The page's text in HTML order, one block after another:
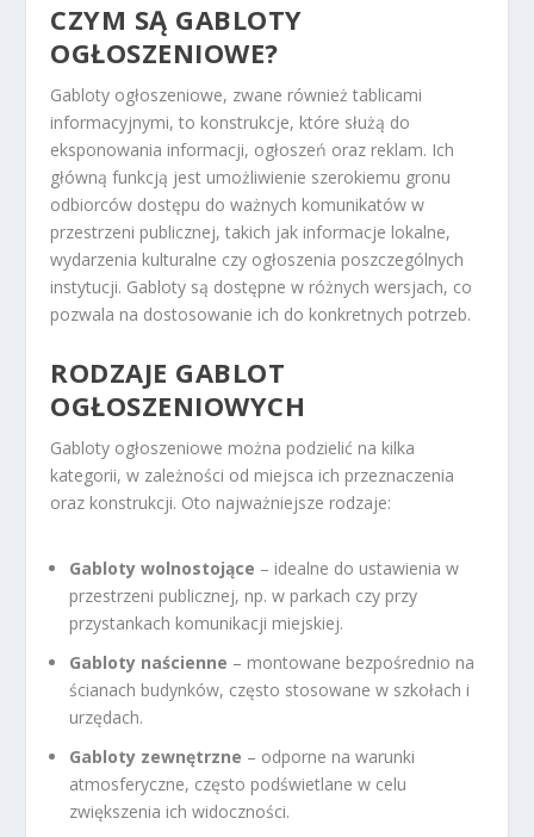
CZYM SĄ GABLOTY
OGŁOSZENIOWE?
Gabloty ogłoszeniowe, zwane również tablicami
informacyjnymi, to konstrukcje, które służą do
eksponowania informacji, ogłoszeń oraz reklam. Ich
główną funkcją jest umożliwienie szerokiemu gronu
odbiorców dostępu do ważnych komunikatów w
przestrzeni publicznej, takich jak informacje lokalne,
wydarzenia kulturalne czy ogłoszenia poszczególnych
instytucji. Gabloty są dostępne w różnych wersjach, co
pozwala na dostosowanie ich do konkretnych potrzeb.
RODZAJE GABLOT
OGŁOSZENIOWYCH
Gabloty ogłoszeniowe można podzielić na kilka
kategorii, w zależności od miejsca ich przeznaczenia
oraz konstrukcji. Oto najważniejsze rodzaje:
Gabloty wolnostojące – idealne do ustawienia w
przestrzeni publicznej, np. w parkach czy przy
przystankach komunikacji miejskiej.
Gabloty naścienne – montowane bezpośrednio na
ścianach budynków, często stosowane w szkołach i
urzędach.
Gabloty zewnętrzne – odporne na warunki
atmosferyczne, często podświetlane w celu
zwiększenia ich widoczności.